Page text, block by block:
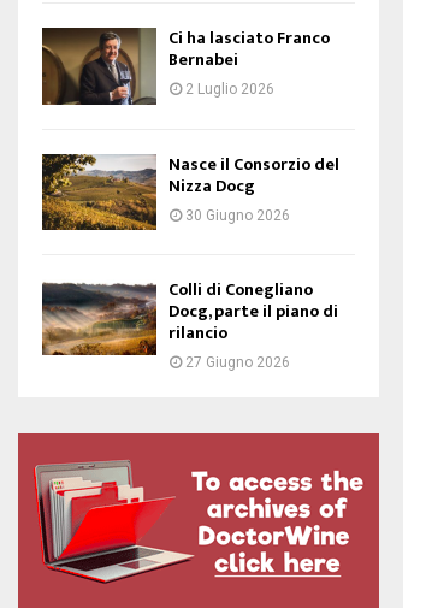
Ci ha lasciato Franco
Bernabei
2 Luglio 2026
Nasce il Consorzio del
Nizza Docg
30 Giugno 2026
Colli di Conegliano
Docg, parte il piano di
rilancio
27 Giugno 2026